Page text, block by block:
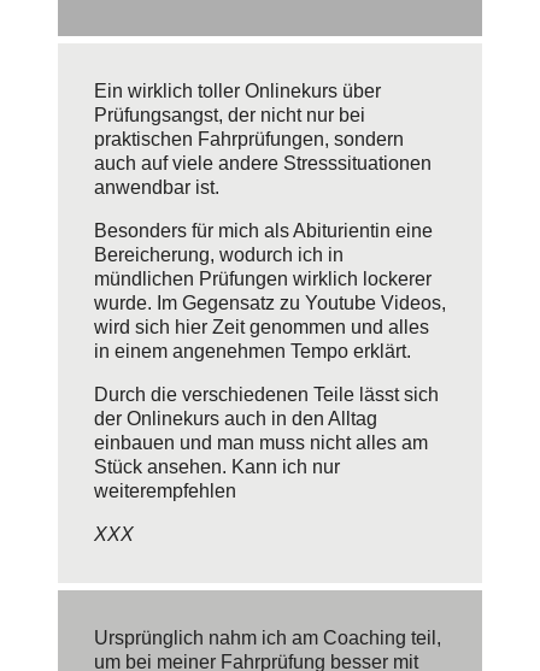
Ein wirklich toller Onlinekurs über
Prüfungsangst, der nicht nur bei
praktischen Fahrprüfungen, sondern
auch auf viele andere Stresssituationen
anwendbar ist.
Besonders für mich als Abiturientin eine
Bereicherung, wodurch ich in
mündlichen Prüfungen wirklich lockerer
wurde. Im Gegensatz zu Youtube Videos,
wird sich hier Zeit genommen und alles
in einem angenehmen Tempo erklärt.
Durch die verschiedenen Teile lässt sich
der Onlinekurs auch in den Alltag
einbauen und man muss nicht alles am
Stück ansehen. Kann ich nur
weiterempfehlen
XXX
Ursprünglich nahm ich am Coaching teil,
um bei meiner Fahrprüfung besser mit